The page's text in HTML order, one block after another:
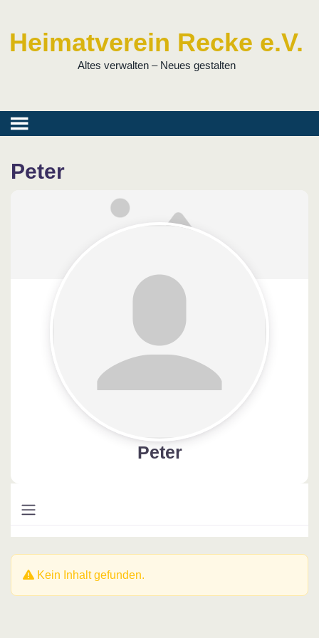
Heimatverein Recke e.V.
Altes verwalten – Neues gestalten
Peter
Peter
Kein Inhalt gefunden.